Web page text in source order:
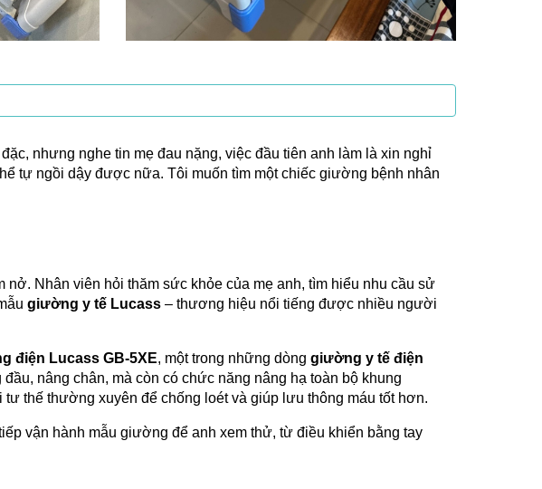
nhưng nghe tin mẹ đau nặng, việc đầu tiên anh làm là xin nghỉ
tự ngồi dậy được nữa. Tôi muốn tìm một chiếc giường bệnh nhân
Nhân viên hỏi thăm sức khỏe của mẹ anh, tìm hiểu nhu cầu sử
giường y tế Lucass– thương hiệu nổi tiếng được nhiều người
điện Lucass GB-5XE, một trong những dòng giường y tế điện
nâng chân, mà còn có chức năng nâng hạ toàn bộ khung
thế thường xuyên để chống loét và giúp lưu thông máu tốt hơn.
vận hành mẫu giường để anh xem thử, từ điều khiển bằng tay